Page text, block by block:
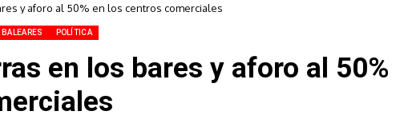
y aforo al 50% en los centros comerciales
BALEARES POLÍTICA
en los bares y aforo al 50%